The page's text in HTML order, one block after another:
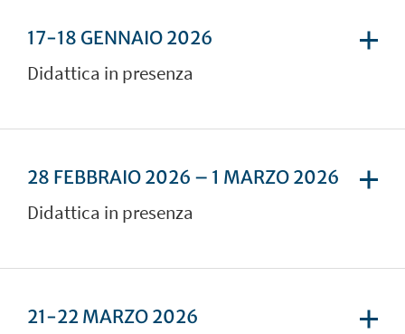
17-18 GENNAIO 2026
Didattica in presenza
28 FEBBRAIO 2026 – 1 MARZO 2026
Didattica in presenza
21-22 MARZO 2026